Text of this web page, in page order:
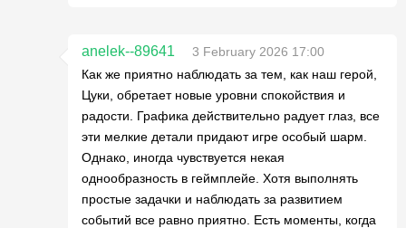
anelek--89641
3 February 2026 17:00
Как же приятно наблюдать за тем, как наш герой,
Цуки, обретает новые уровни спокойствия и
радости. Графика действительно радует глаз, все
эти мелкие детали придают игре особый шарм.
Однако, иногда чувствуется некая
однообразность в геймплейе. Хотя выполнять
простые задачки и наблюдать за развитием
событий все равно приятно. Есть моменты, когда